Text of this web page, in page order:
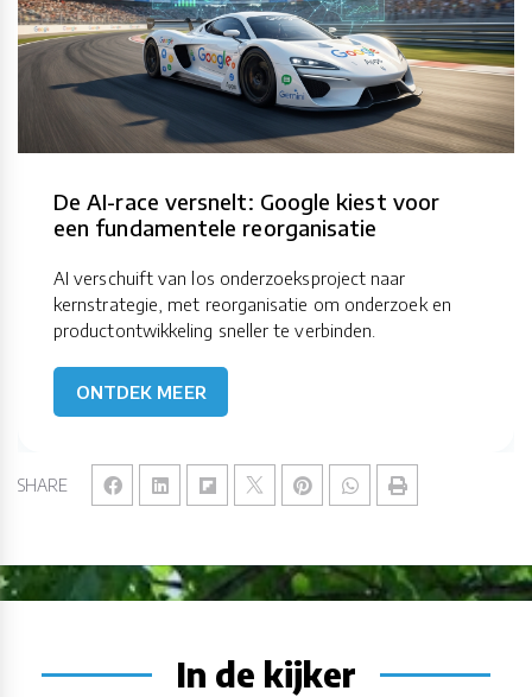
SHARE
De AI-race versnelt: Google kiest voor
een fundamentele reorganisatie
AI verschuift van los onderzoeksproject naar
kernstrategie, met reorganisatie om onderzoek en
productontwikkeling sneller te verbinden.
ONTDEK MEER
In de kijker